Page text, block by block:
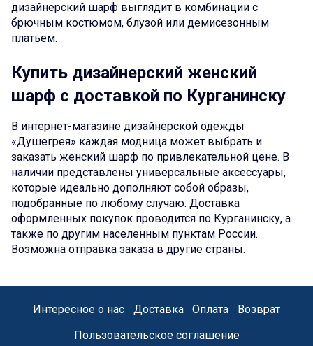
дизайнерский шарф выглядит в комбинации с
брючным костюмом, блузой или демисезонным
платьем.
Купить дизайнерский женский
шарф с доставкой по Курганинску
В интернет-магазине дизайнерской одежды
«Душегрея» каждая модница может выбрать и
заказать женский шарф по привлекательной цене. В
наличии представлены универсальные аксессуары,
которые идеально дополняют собой образы,
подобранные по любому случаю. Доставка
оформленных покупок проводится по Курганинску, а
также по другим населенным пунктам России.
Возможна отправка заказа в другие страны.
Интересное о нас Доставка Оплата
Возврат
Пользовательское соглашение